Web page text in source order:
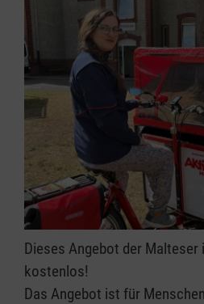
Dieses Angebot der
kostenlos!
Das Angebot ist für